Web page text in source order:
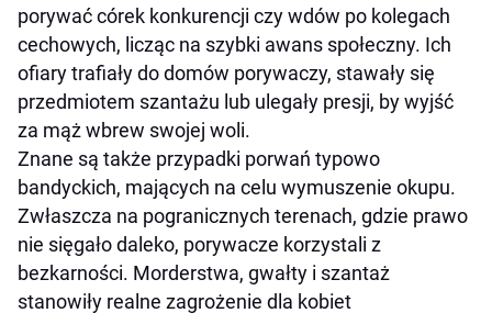
porywać córek konkurencji czy wdów po kolegach
cechowych, licząc na szybki awans społeczny. Ich
ofiary trafiały do domów porywaczy, stawały się
przedmiotem szantażu lub ulegały presji, by wyjść
za mąż wbrew swojej woli.
Znane są także przypadki porwań typowo
bandyckich, mających na celu wymuszenie okupu.
Zwłaszcza na pogranicznych terenach, gdzie prawo
nie sięgało daleko, porywacze korzystali z
bezkarności. Morderstwa, gwałty i szantaż
stanowiły realne zagrożenie dla kobiet